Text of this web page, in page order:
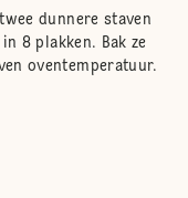
dunnere staven
8 plakken. Bak ze
oventemperatuur.